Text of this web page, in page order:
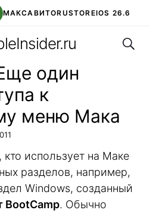
МАКСАВИТОRUSTOREIOS 26.6
ЧАТ В ROBLOX
один
к
меню Мака
кто использует на Маке
разделов, например,
Windows, созданный
BootCamp. Обычно